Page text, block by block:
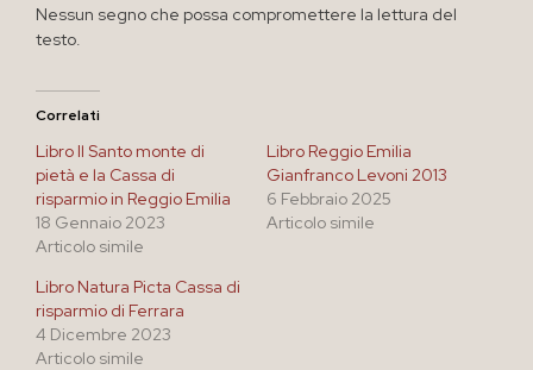
Nessun segno che possa compromettere la lettura del
testo.
Correlati
Libro Il Santo monte di
pietà e la Cassa di
risparmio in Reggio Emilia
18 Gennaio 2023
Articolo simile
Libro Reggio Emilia
Gianfranco Levoni 2013
6 Febbraio 2025
Articolo simile
Libro Natura Picta Cassa di
risparmio di Ferrara
4 Dicembre 2023
Articolo simile